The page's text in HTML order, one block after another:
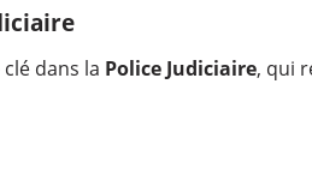
dans la Police Judiciaire, qui